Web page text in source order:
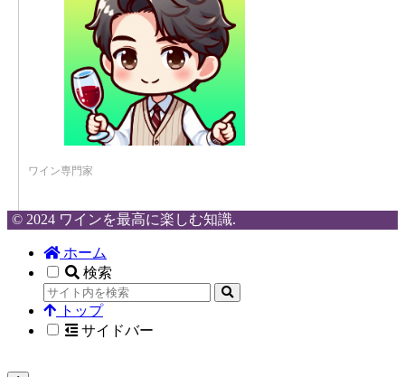
ワイン専門家
© 2024 ワインを最高に楽しむ知識.
ホーム
検索
トップ
サイドバー